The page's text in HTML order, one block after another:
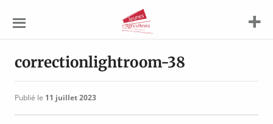
Agriculteurs
correctionlightroom-38
Publié le 11 juillet 2023